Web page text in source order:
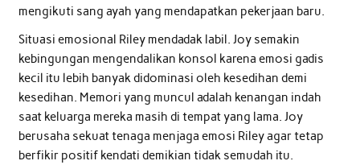
mengikuti sang ayah yang mendapatkan pekerjaan baru.
Situasi emosional Riley mendadak labil. Joy semakin
kebingungan mengendalikan konsol karena emosi gadis
kecil itu lebih banyak didominasi oleh kesedihan demi
kesedihan. Memori yang muncul adalah kenangan indah
saat keluarga mereka masih di tempat yang lama. Joy
berusaha sekuat tenaga menjaga emosi Riley agar tetap
berfikir positif kendati demikian tidak semudah itu.